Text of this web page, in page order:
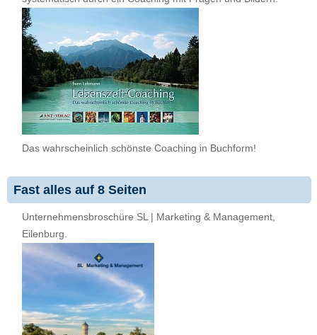
Das wahrscheinlich schönste Coaching in Buchform!
Fast alles auf 8 Seiten
Unternehmensbroschüre SL | Marketing & Management,
Eilenburg.